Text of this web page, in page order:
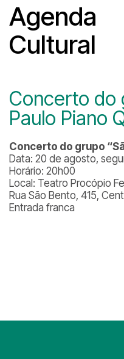
Agenda
Cultural
Concerto do
Paulo Piano
Concerto do grupo
Data: 20 de agosto,
Horário: 20h00
Local: Teatro Procópio
Rua São Bento, 415,
Entrada franca